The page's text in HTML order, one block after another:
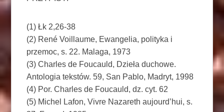
(1) Łk 2,26-38
(2) René Voillaume, Ewangelia, polityka i
przemoc, s. 22. Malaga, 1973
(3) Charles de Foucauld, Dzieła duchowe.
Antologia tekstów. 59, San Pablo, Madryt, 1998
(4) Por. Charles de Foucauld, dz. cyt. 62
(5) Michel Lafon, Vivre Nazareth aujourd’hui, s.